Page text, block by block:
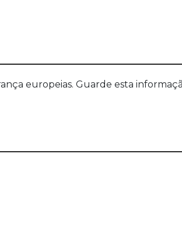
europeias. Guarde esta